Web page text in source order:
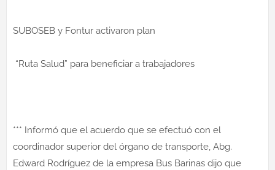
SUBOSEB y Fontur activaron plan
“Ruta Salud” para beneficiar a trabajadores
*** Informó que el acuerdo que se efectuó con el
coordinador superior del órgano de transporte, Abg.
Edward Rodríguez de la empresa Bus Barinas dijo que